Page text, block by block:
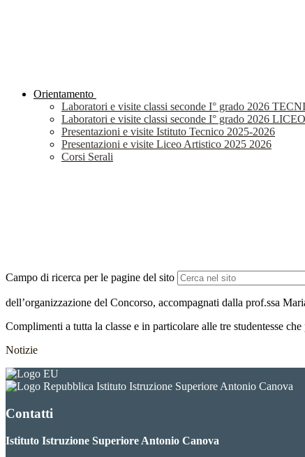
Orientamento
Laboratori e visite classi seconde I° grado 2026
Laboratori e visite classi seconde I° grado 2026
Presentazioni e visite Istituto Tecnico 2025-2026
Presentazioni e visite Liceo Artistico 2025 2026
Corsi Serali
Campo di ricerca per le pagine del sito
dell’organizzazione del Concorso, accompagnati dalla prof.ssa
Complimenti a tutta la classe e in particolare alle tre studentesse
Notizie
Istituto Istruzione Superiore Antonio Canova
Contatti
Istituto Istruzione Superiore Antonio Canova